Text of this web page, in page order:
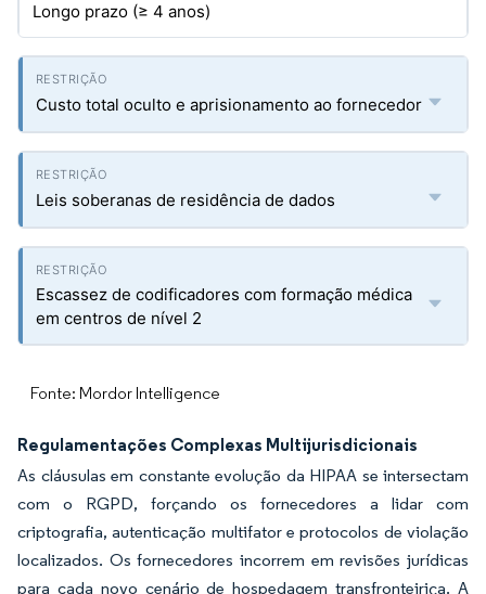
Longo prazo (≥ 4 anos)
Custo total oculto e aprisionamento ao fornecedor
Leis soberanas de residência de dados
Escassez de codificadores com formação médica
em centros de nível 2
Fonte: Mordor Intelligence
Regulamentações Complexas Multijurisdicionais
As cláusulas em constante evolução da HIPAA se intersectam
com o RGPD, forçando os fornecedores a lidar com
criptografia, autenticação multifator e protocolos de violação
localizados. Os fornecedores incorrem em revisões jurídicas
para cada novo cenário de hospedagem transfronteiriça. A